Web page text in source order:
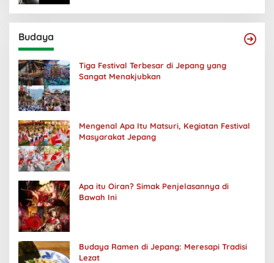
Budaya
Tiga Festival Terbesar di Jepang yang
Sangat Menakjubkan
Mengenal Apa Itu Matsuri, Kegiatan Festival
Masyarakat Jepang
Apa itu Oiran? Simak Penjelasannya di
Bawah Ini
Budaya Ramen di Jepang: Meresapi Tradisi
Lezat